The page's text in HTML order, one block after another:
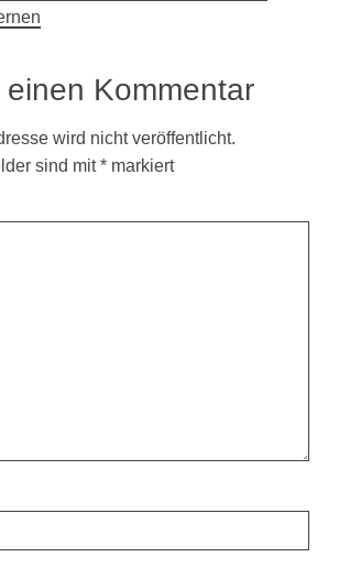
Kommentar
wird nicht veröffentlicht.
sind mit*markiert